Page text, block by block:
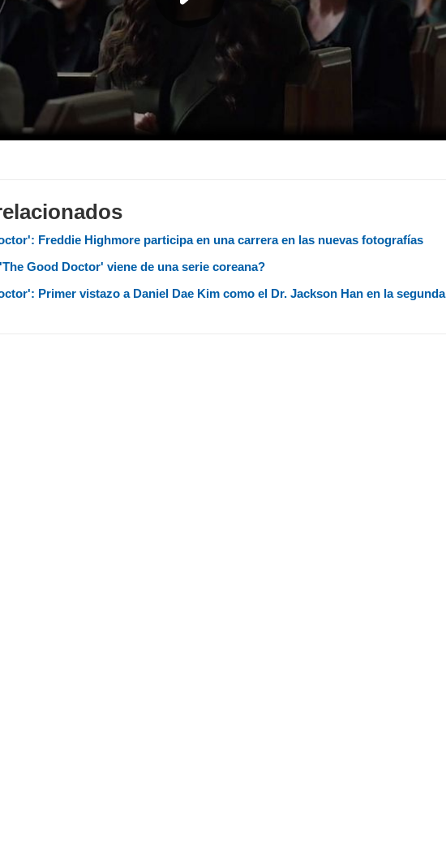
Freddie Highmore participa en una carrera en las nuevas fotografías
Good Doctor' viene de una serie coreana?
Primer vistazo a Daniel Dae Kim como el Dr. Jackson Han en la segunda